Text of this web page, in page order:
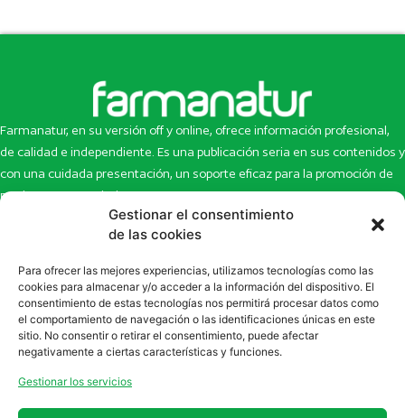
Gestionar el consentimiento
de las cookies
Para ofrecer las mejores experiencias, utilizamos tecnologías como las
cookies para almacenar y/o acceder a la información del dispositivo. El
consentimiento de estas tecnologías nos permitirá procesar datos como
el comportamiento de navegación o las identificaciones únicas en este
sitio. No consentir o retirar el consentimiento, puede afectar
negativamente a ciertas características y funciones.
Gestionar los servicios
Farmanatur, en su versión off y online, ofrece información profesional,
de calidad e independiente. Es una publicación seria en sus contenidos y
con una cuidada presentación, un soporte eficaz para la promoción de
productos y novedades.
Inicio
Newsletter
Eco Multimedia
Contacto
Artículos
Escaparate
Enlaces de interés
SUSCRÍBETE A NUESTRO NEWSLETTER
la sección deNewsletter